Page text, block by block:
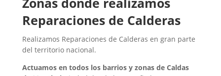
Reparaciones de Calderas
Realizamos Reparaciones de Calderas en gran parte
del territorio nacional.
Actuamos en todos los barrios y zonas de Caldas